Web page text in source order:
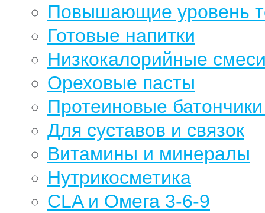
Повышающие уровень
Готовые напитки
Низкокалорийные
Ореховые пасты
Протеиновые
Для суставов и связок
Витамины и минералы
Нутрикосметика
CLA и Омега 3-6-9